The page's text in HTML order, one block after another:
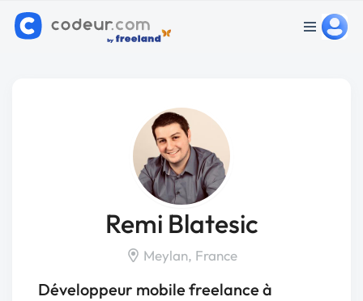
Remi Blatesic
Meylan, France
Développeur mobile freelance à